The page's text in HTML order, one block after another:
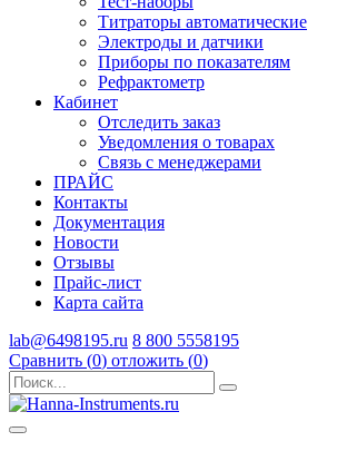
Титраторы автоматические
Электроды и датчики
Приборы по показателям
Рефрактометр
Кабинет
Отследить заказ
Уведомления о товарах
Связь с менеджерами
ПРАЙС
Контакты
Документация
Новости
Отзывы
Прайс-лист
Карта сайта
lab@6498195.ru 8 800 5558195
Сравнить (0) отложить (0)